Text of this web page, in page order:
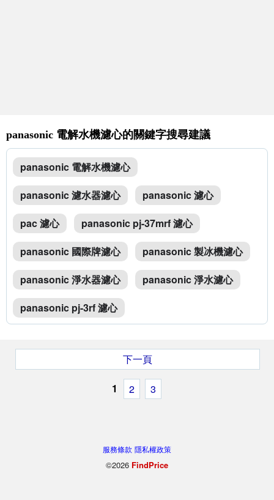
panasonic 電解水機濾心的關鍵字搜尋建議
panasonic 電解水機濾心
panasonic 濾水器濾心
panasonic 濾心
pac 濾心
panasonic pj-37mrf 濾心
panasonic 國際牌濾心
panasonic 製冰機濾心
panasonic 淨水器濾心
panasonic 淨水濾心
panasonic pj-3rf 濾心
下一頁
1 2 3
服務條款 隱私權政策
©2026 FindPrice